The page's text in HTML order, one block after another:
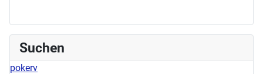
Suchen
pokerv